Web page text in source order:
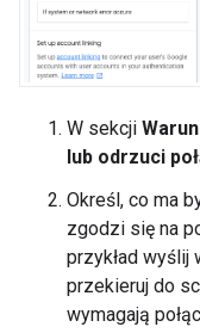
W sekcji
lub odrzuci
Określ, co ma
zgodzi się na
przykład
przekieruj do
wymagają